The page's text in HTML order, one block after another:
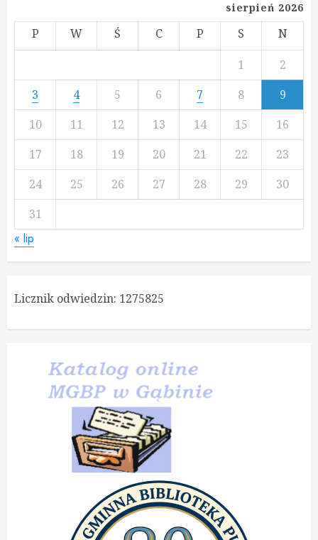
sierpień 2026
P W Ś C P S
N
1
2
3
4 5 6 7 8
9
10
11 12 13 14 15
16
17
18 19 20 21 22
23
24
25 26 27 28 29
30
31
« lip
Licznik odwiedzin: 1275825